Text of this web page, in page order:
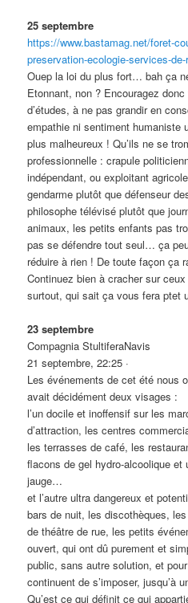
25 septembre
https://www.bastamag.net/foret-
preservation-ecologie-services-
Ouep la loi du plus fort… bah ça
Etonnant, non ? Encouragez
d’études, à ne pas grandir en
empathie ni sentiment humaniste
plus malheureux ! Qu’ils ne se
professionnelle : crapule
indépendant, ou exploitant
gendarme plutôt que défenseur
philosophe télévisé plutôt que
animaux, les petits enfants pas
pas se défendre tout seul… ça
réduire à rien ! De toute façon ça
Continuez bien à cracher sur
surtout, qui sait ça vous fera ptet
23 septembre
Compagnia StultiferaNavis
21 septembre, 22:25 ·
Les événements de cet été nous
avait décidément deux visages :
l’un docile et inoffensif sur les
d’attraction, les centres
les terrasses de café, les
flacons de gel hydro-alcoolique
jauge…
et l’autre ultra dangereux et
bars de nuit, les discothèques,
de théâtre de rue, les petits
ouvert, qui ont dû purement et
public, sans autre solution, et
continuent de s’imposer, jusqu’à
Qu’est ce qui définit ce qui